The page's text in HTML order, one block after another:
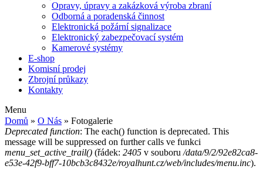
Opravy, úpravy a zakázková výroba zbraní
Odborná a poradenská činnost
Elektronická požární signalizace
Elektronický zabezpečovací systém
Kamerové systémy
E-shop
Komisní prodej
Zbrojní průkazy
Kontakty
Menu
Jste zde
Domů » O Nás » Fotogalerie
Chybová zpráva
Deprecated function: The each() function is deprecated. This
message will be suppressed on further calls ve funkci
menu_set_active_trail() (řádek: 2405 v souboru/data/9/2/92e82ca8-
e53e-42f9-bff7-10bcb3c8432e/royalhunt.cz/web/includes/menu.inc).